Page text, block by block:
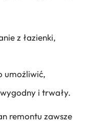
z łazienki,
umożliwić,
i trwały.
remontu zawsze